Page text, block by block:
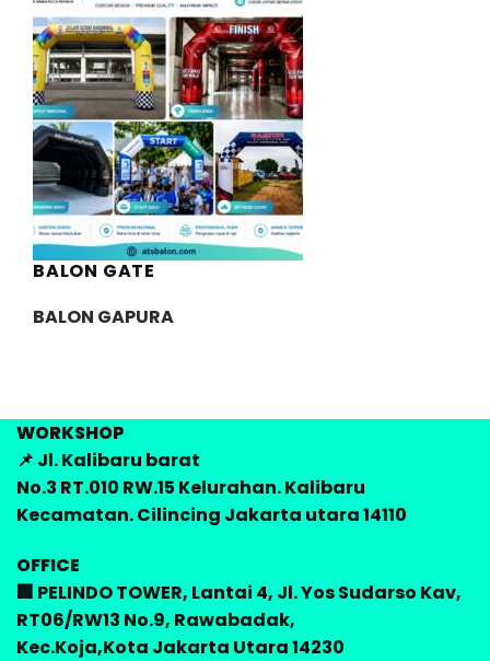
BALON GATE
BALON GAPURA
WORKSHOP
📌 Jl. Kalibaru barat
No.3 RT.010 RW.15 Kelurahan. Kalibaru
Kecamatan. Cilincing Jakarta utara 14110
OFFICE
🏢 PELINDO TOWER, Lantai 4, Jl. Yos Sudarso Kav,
RT06/RW13 No.9, Rawabadak,
Kec.Koja,Kota Jakarta Utara 14230